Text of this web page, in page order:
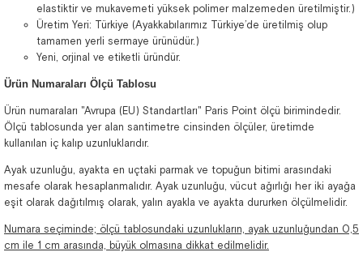
elastiktir ve mukavemeti yüksek polimer malzemeden üretilmiştir.)
Üretim Yeri: Türkiye (Ayakkabılarımız Türkiye’de üretilmiş olup
tamamen yerli sermaye ürünüdür.)
Yeni, orjinal ve etiketli üründür.
Ürün Numaraları Ölçü Tablosu
Ürün numaraları "Avrupa (EU) Standartları" Paris Point ölçü birimindedir.
Ölçü tablosunda yer alan santimetre cinsinden ölçüler, üretimde
kullanılan iç kalıp uzunluklarıdır.
Ayak uzunluğu, ayakta en uçtaki parmak ve topuğun bitimi arasındaki
mesafe olarak hesaplanmalıdır. Ayak uzunluğu, vücut ağırlığı her iki ayağa
eşit olarak dağıtılmış olarak, yalın ayakla ve ayakta dururken ölçülmelidir.
Numara seçiminde; ölçü tablosundaki uzunlukların, ayak uzunluğundan 0,5
cm ile 1 cm arasında, büyük olmasına dikkat edilmelidir.